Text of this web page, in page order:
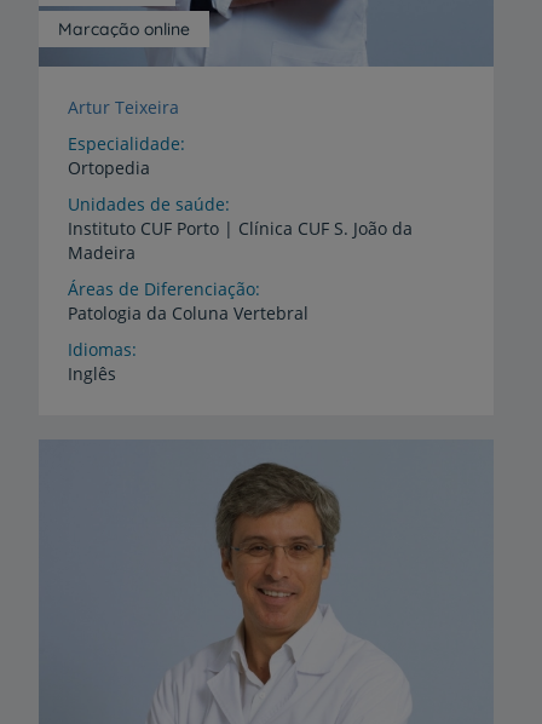
Marcação online
Artur Teixeira
Especialidade
Ortopedia
Unidades de saúde
Instituto CUF Porto | Clínica CUF S. João da
Madeira
Áreas de Diferenciação
Patologia da Coluna Vertebral
Idiomas
Inglês